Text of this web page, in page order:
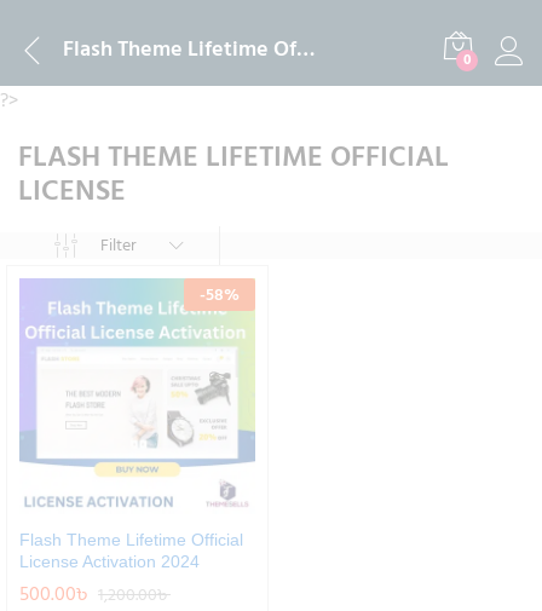
Flash Theme Lifetime Official License 0
?>
FLASH THEME LIFETIME OFFICIAL
LICENSE
Filter
-58%
Flash Theme Lifetime Official
License Activation 2024
500.00৳ 1,200.00৳